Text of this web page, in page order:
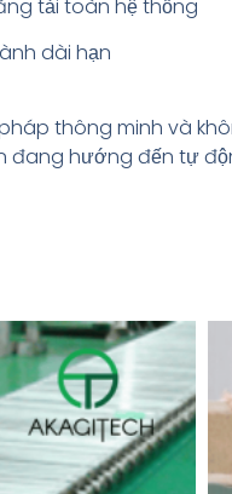
tải toàn hệ thống
dài hạn
thông minh và
đang hướng đến tự